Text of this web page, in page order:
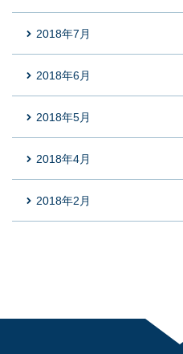
2018年7月
2018年6月
2018年5月
2018年4月
2018年2月